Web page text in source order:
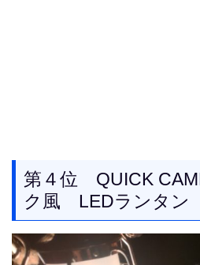
第４位 QUICK
ク風 LEDランタン